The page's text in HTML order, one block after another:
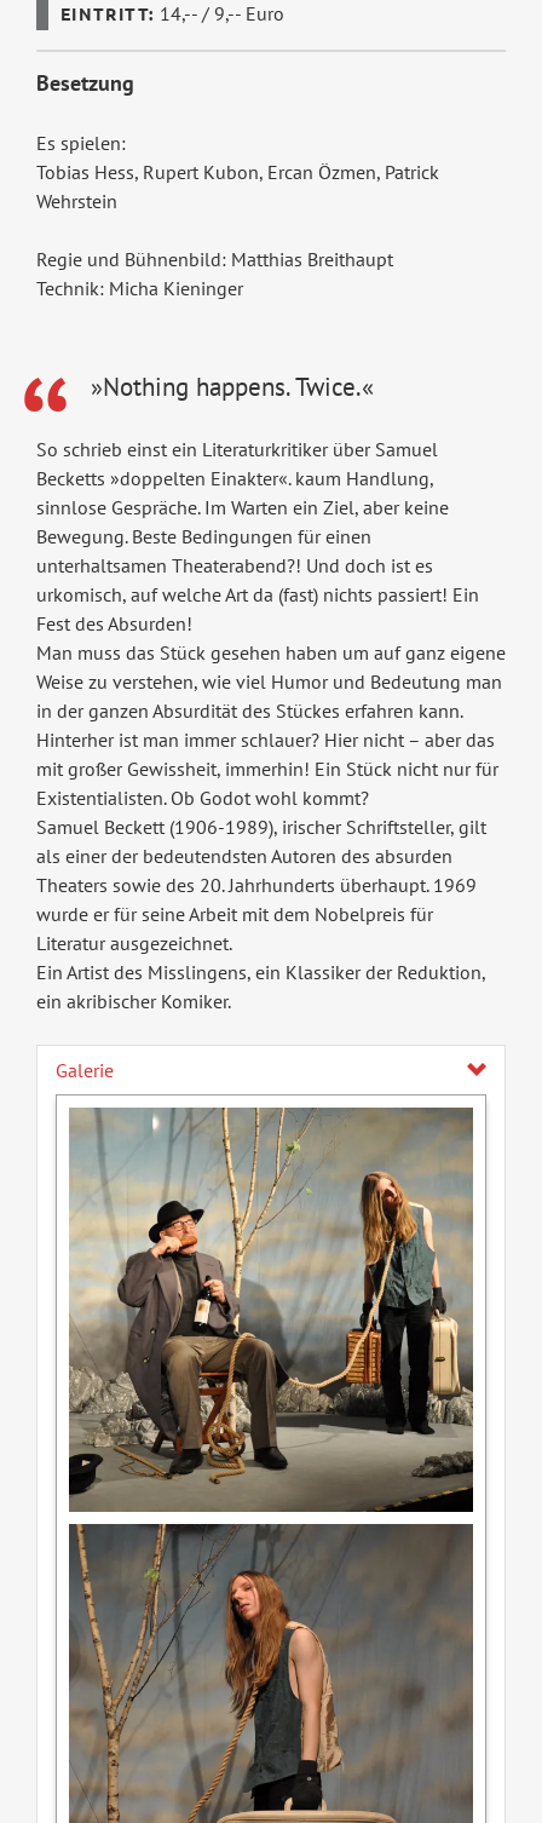
14,-- / 9,-- Euro
Besetzung
Es spielen:
Tobias Hess, Rupert Kubon, Ercan Özmen, Patrick
Wehrstein
Regie und Bühnenbild: Matthias Breithaupt
Technik: Micha Kieninger
»Nothing happens. Twice.«
So schrieb einst ein Literaturkritiker über Samuel
Becketts »doppelten Einakter«. kaum Handlung,
sinnlose Gespräche. Im Warten ein Ziel, aber keine
Bewegung. Beste Bedingungen für einen
unterhaltsamen Theaterabend?! Und doch ist es
urkomisch, auf welche Art da (fast) nichts passiert! Ein
Fest des Absurden!
Man muss das Stück gesehen haben um auf ganz eigene
Weise zu verstehen, wie viel Humor und Bedeutung man
in der ganzen Absurdität des Stückes erfahren kann.
Hinterher ist man immer schlauer? Hier nicht – aber das
mit großer Gewissheit, immerhin! Ein Stück nicht nur für
Existentialisten. Ob Godot wohl kommt?
Samuel Beckett (1906-1989), irischer Schriftsteller, gilt
als einer der bedeutendsten Autoren des absurden
Theaters sowie des 20. Jahrhunderts überhaupt. 1969
wurde er für seine Arbeit mit dem Nobelpreis für
Literatur ausgezeichnet.
Ein Artist des Misslingens, ein Klassiker der Reduktion,
ein akribischer Komiker.
Galerie